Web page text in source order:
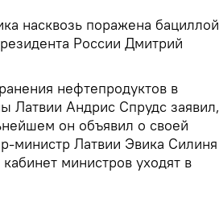
насквозь поражена бациллой
России Дмитрий
нефтепродуктов в
Латвии Андрис Спрудс заявил,
он объявил о своей
министр Латвии Эвика Силиня
министров уходят в